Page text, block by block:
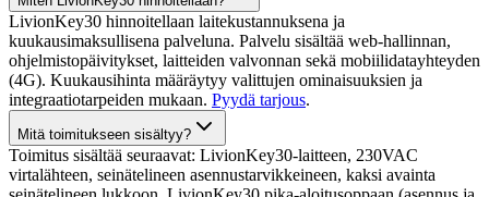
LivionKey30 hinnoitellaan laitekustannuksena ja
kuukausimaksullisena palveluna. Palvelu sisältää web-hallinnan,
ohjelmistopäivitykset, laitteiden valvonnan sekä mobiilidatayhteyden
(4G). Kuukausihinta määräytyy valittujen ominaisuuksien ja
integraatiotarpeiden mukaan. Pyydä tarjous.
Mitä toimitukseen sisältyy?
Toimitus sisältää seuraavat: LivionKey30-laitteen, 230VAC
virtalähteen, seinätelineen asennustarvikkeineen, kaksi avainta